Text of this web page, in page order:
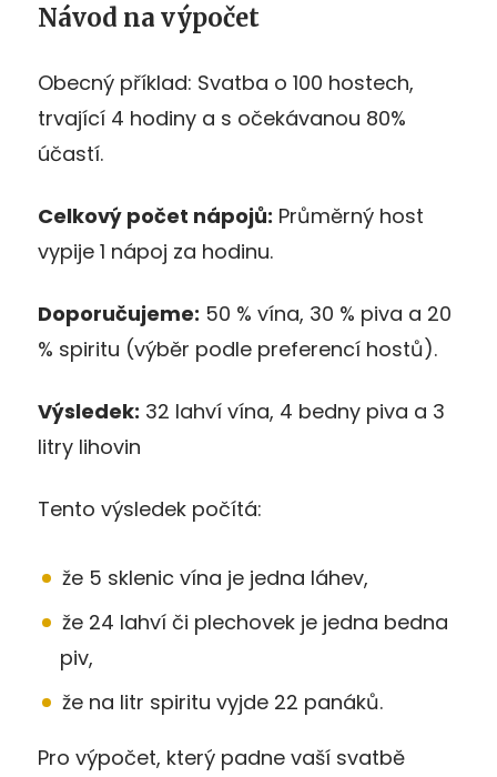
Návod na výpočet
Obecný příklad: Svatba o 100 hostech,
trvající 4 hodiny a s očekávanou 80%
účastí.
Celkový počet nápojů: Průměrný host
vypije 1 nápoj za hodinu.
Doporučujeme: 50 % vína, 30 % piva a 20
% spiritu (výběr podle preferencí hostů).
Výsledek: 32 lahví vína, 4 bedny piva a 3
litry lihovin
Tento výsledek počítá:
že 5 sklenic vína je jedna láhev,
že 24 lahví či plechovek je jedna bedna
piv,
že na litr spiritu vyjde 22 panáků.
Pro výpočet, který padne vaší svatbě